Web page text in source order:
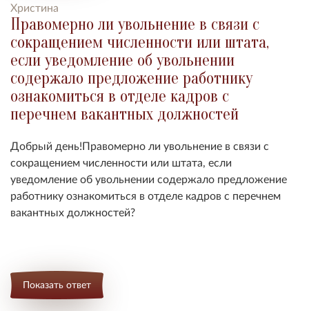
Христина
Правомерно ли увольнение в связи с
сокращением численности или штата,
если уведомление об увольнении
содержало предложение работнику
ознакомиться в отделе кадров с
перечнем вакантных должностей
Добрый день!Правомерно ли увольнение в связи с
сокращением численности или штата, если
уведомление об увольнении содержало предложение
работнику ознакомиться в отделе кадров с перечнем
вакантных должностей?
Показать ответ